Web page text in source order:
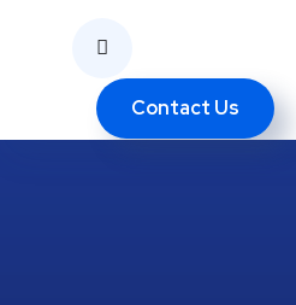
Contact Us